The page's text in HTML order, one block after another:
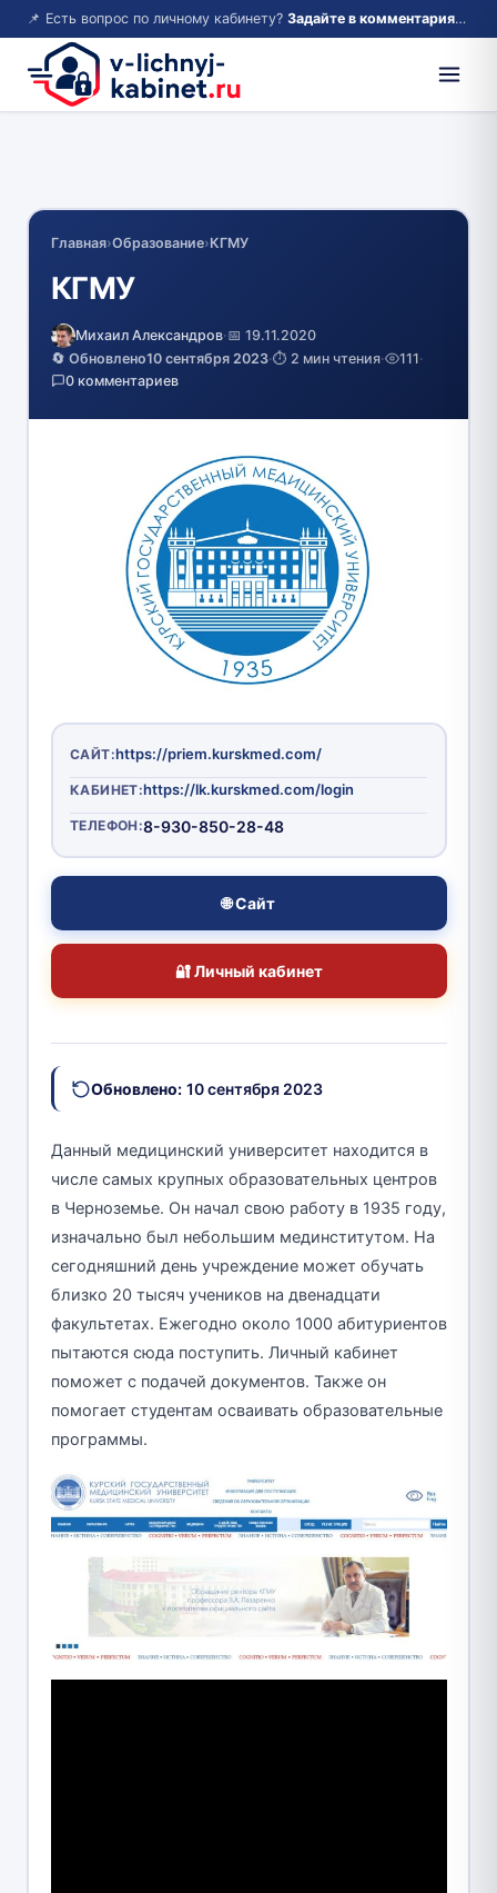
📌 Есть вопрос по личному кабинету? Задайте в комментариях — ответим!
Главная›Образование›КГМУ
КГМУ
Михаил Александров·📅 19.11.2020
🔄 Обновлено10 сентября 2023·⏱️ 2 мин чтения· 111·
0 комментариев
САЙТ:https://priem.kurskmed.com/
КАБИНЕТ:https://lk.kurskmed.com/login
ТЕЛЕФОН:8-930-850-28-48
🌐 Сайт
🔐 Личный кабинет
Обновлено: 10 сентября 2023
Данный медицинский университет находится в
числе самых крупных образовательных центров
в Черноземье. Он начал свою работу в 1935 году,
изначально был небольшим мединститутом. На
сегодняшний день учреждение может обучать
близко 20 тысяч учеников на двенадцати
факультетах. Ежегодно около 1000 абитуриентов
пытаются сюда поступить. Личный кабинет
поможет с подачей документов. Также он
помогает студентам осваивать образовательные
программы.